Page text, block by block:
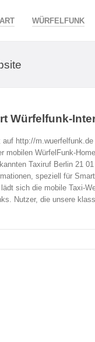
WÜRFELFUNK
Würfelfunk-
http://
mobilen WürfelFunk-
Taxiruf Berlin 21
speziell für
sich die mobile Taxi-
Nutzer, die unsere